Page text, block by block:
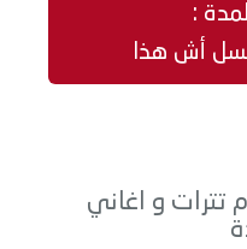
:
أش هذا
تترات و اغاني